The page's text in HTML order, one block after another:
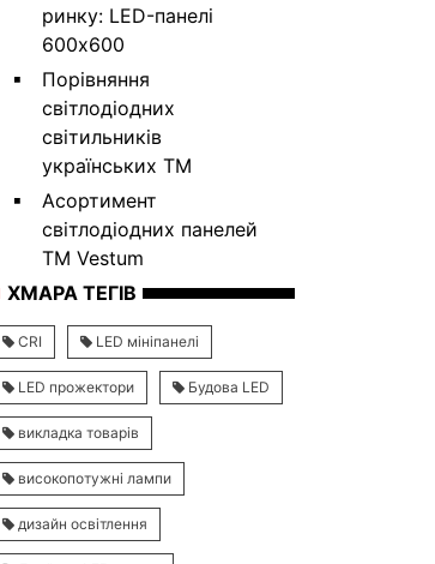
ринку: LED-панелі
600х600
Порівняння
світлодіодних
світильників
українських ТМ
Асортимент
світлодіодних панелей
ТМ Vestum
ХМАРА ТЕГІВ
CRI LED мініпанелі
LED прожектори Будова LED
викладка товарів
високопотужні лампи
дизайн освітлення